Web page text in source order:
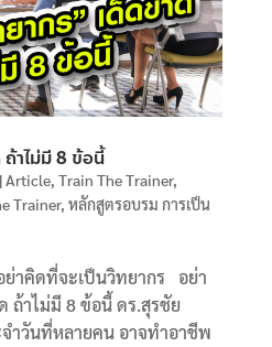
ถ้าไม่มี 8 ข้อนี้
|Article, Train The Trainer,
Trainer, หลักสูตรอบรม การเป็น
ย่าคิดที่จะเป็นวิทยากร อย่า
ถ้าไม่มี 8 ข้อนี้ ดร.สุรชัย
ำวันที่หลายคน อาจทำอาชีพ